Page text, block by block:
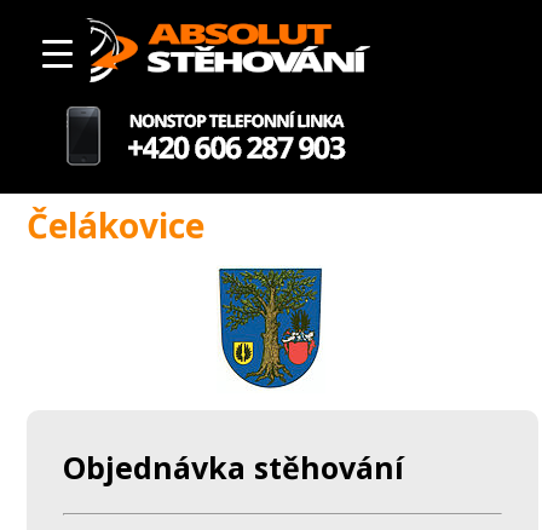
Čelákovice
Objednávka stěhování